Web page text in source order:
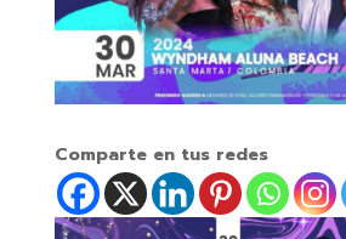
Comparte en tus redes